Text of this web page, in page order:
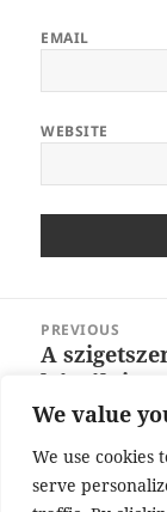
We value
We use cookies
serve
EMAIL
WEBSITE
navigation
PREVIOUS
Previous
A
hátrálni –
Next